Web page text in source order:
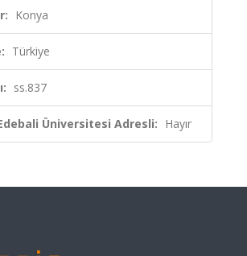
Konya
Türkiye
ss.837
Üniversitesi Adresli: Hayır